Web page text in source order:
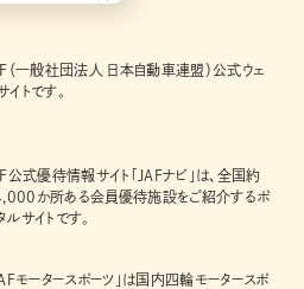
（一般社団法人 日本自動車連盟）公式ウェ
イトです。
公式優待情報サイト「JAFナビ」は、全国約
か所ある会員優待施設をご紹介するポ
ルサイトです。
JAFモータースポーツ」は国内四輪モータースポ